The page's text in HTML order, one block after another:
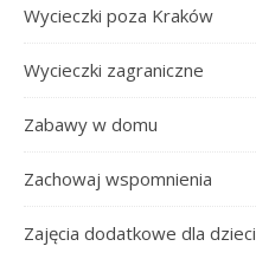
Wycieczki poza Kraków
Wycieczki zagraniczne
Zabawy w domu
Zachowaj wspomnienia
Zajęcia dodatkowe dla dzieci